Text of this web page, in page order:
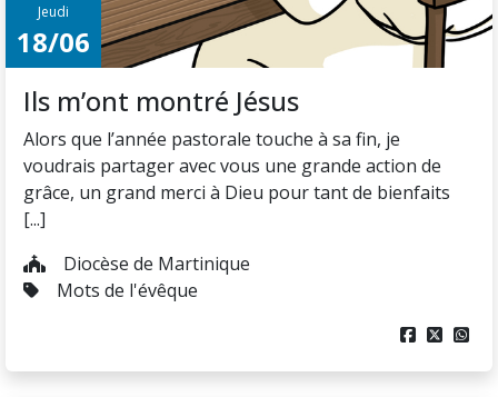
Jeudi
18/06
Ils m’ont montré Jésus
Alors que l’année pastorale touche à sa fin, je
voudrais partager avec vous une grande action de
grâce, un grand merci à Dieu pour tant de bienfaits
[...]
Diocèse de Martinique
Mots de l'évêque
  